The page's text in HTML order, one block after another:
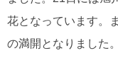
花となっています。
の満開となりました。